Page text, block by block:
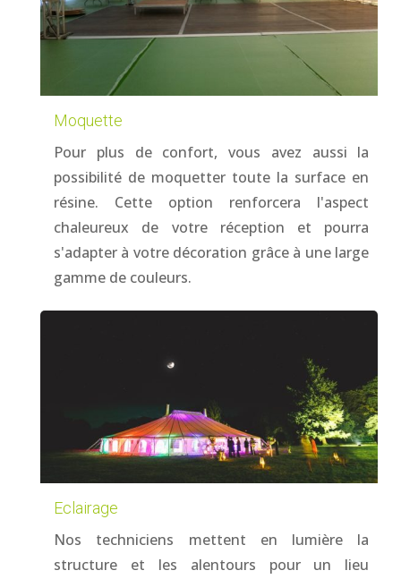
Moquette
Pour plus de confort, vous avez aussi la
possibilité de moquetter toute la surface en
résine. Cette option renforcera l'aspect
chaleureux de votre réception et pourra
s'adapter à votre décoration grâce à une large
gamme de couleurs.
Eclairage
Nos techniciens mettent en lumière la
structure et les alentours pour un lieu